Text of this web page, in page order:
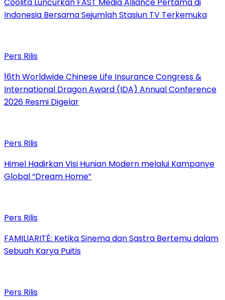
Indonesia Bersama Sejumlah Stasiun TV Terkemuka
Pers Rilis
16th Worldwide Chinese Life Insurance Congress &
International Dragon Award (IDA) Annual Conference
2026 Resmi Digelar
Pers Rilis
Himel Hadirkan Visi Hunian Modern melalui Kampanye
Global “Dream Home”
Pers Rilis
FAMILIARITÉ: Ketika Sinema dan Sastra Bertemu dalam
Sebuah Karya Puitis
Pers Rilis